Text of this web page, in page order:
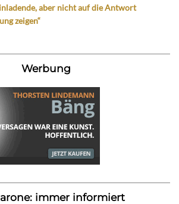
aber nicht auf die Antwort
zeigen“
Werbung
immer informiert